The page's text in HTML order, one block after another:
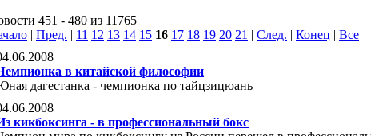
451 - 480 из 11765
| Пред. | 11 12 13 14 15 16 17 18 19 20 21 | След. | Конец | Все
в китайской философии
дагестанка - чемпионка по тайцзицюань
кикбоксинга - в профессиональный бокс